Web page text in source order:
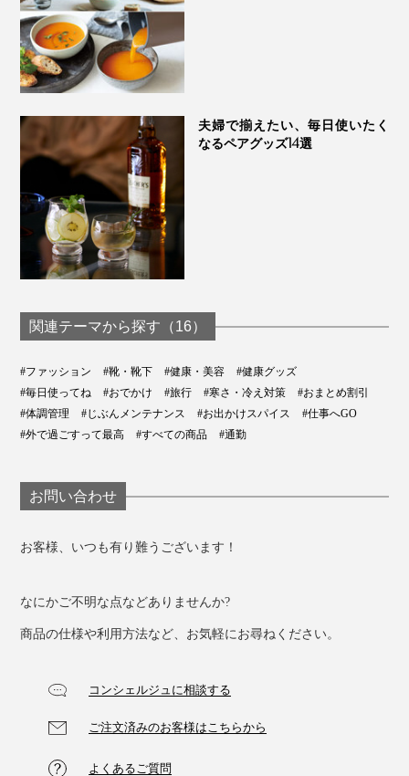
夫婦で揃えたい、毎日使いたく
なるペアグッズ14選
関連テーマから探す（16）
#ファッション #靴・靴下 #健康・美容
#健康グッズ
#毎日使ってね
#おでかけ #旅行 #寒さ・冷え対策
#おまとめ割引
#体調管理
#じぶんメンテナンス #お出かけスパイス
#仕事へGO
#外で過ごすって最高
#すべての商品 #通勤
お問い合わせ
お客様、いつも有り難うございます！
なにかご不明な点などありませんか?
商品の仕様や利用方法など、お気軽にお尋ねください。
コンシェルジュに相談する
ご注文済みのお客様はこちらから
よくあるご質問